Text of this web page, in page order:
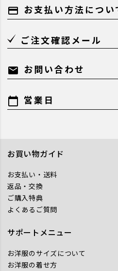
payment お支払い方法につい
ご注文確認メール
mail お問い合わせ
calendar_today 営業日
お買い物ガイド
お支払い・送料
返品・交換
ご購入特典
よくあるご質問
サポートメニュー
お洋服のサイズについて
お洋服の着せ方